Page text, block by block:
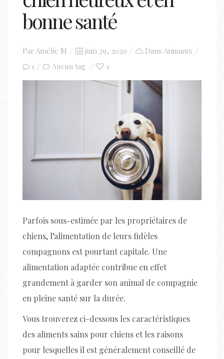
bonne santé
Par Amélie M
Posted
on
juin 29, 2020 Dans Animaux
1
Aucun tag 1
Parfois sous-estimée par les propriétaires de
chiens, l’alimentation de leurs fidèles
compagnons est pourtant capitale. Une
alimentation adaptée contribue en effet
grandement à garder son animal de compagnie
en pleine santé sur la durée.
Vous trouverez ci-dessous les caractéristiques
des aliments sains pour chiens et les raisons
pour lesquelles il est généralement conseillé de